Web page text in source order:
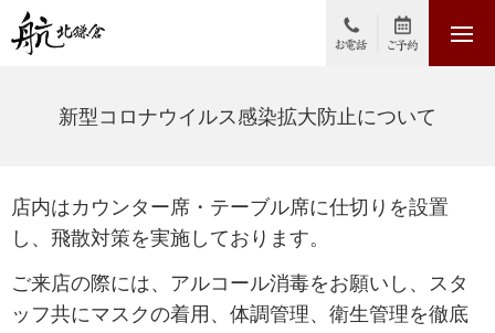
新型コロナウイルス感染拡大防止について
店内はカウンター席・テーブル席に仕切りを設置
し、飛散対策を実施しております。
ご来店の際には、アルコール消毒をお願いし、スタ
ッフ共にマスクの着用、体調管理、衛生管理を徹底